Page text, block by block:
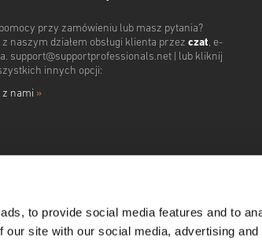
to provide social media features and to
site with our social media, advertising and
przy zamówieniu lub masz pytania?
naszym działem obsługi klienta przez czat, e-
support@supportprofessionals.net| lub kliknij
innych opcji:
z nami »